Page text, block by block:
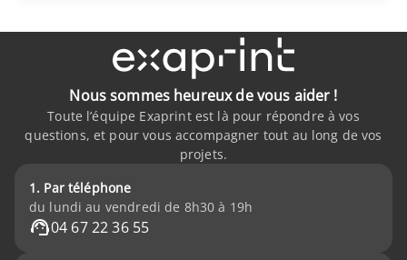
Nous sommes heureux de vous aider !
Toute l’équipe Exaprint est là pour répondre à vos
questions, et pour vous accompagner tout au long de vos
projets.
1. Par téléphone
du lundi au vendredi de 8h30 à 19h
04 67 22 36 55